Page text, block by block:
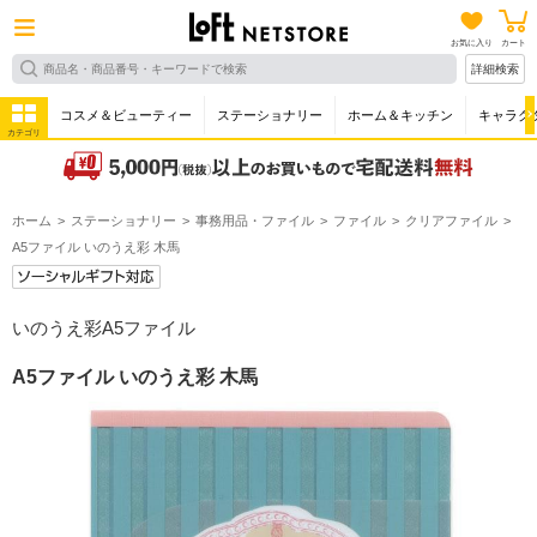
お気に入り カート
詳細検索
カテゴリ
コスメ＆ビューティー ステーショナリー ホーム＆キッチン キャラク
ホーム ステーショナリー 事務用品・ファイル ファイル
クリアファイル
A5ファイル いのうえ彩 木馬
いのうえ彩A5ファイル
A5ファイル いのうえ彩 木馬